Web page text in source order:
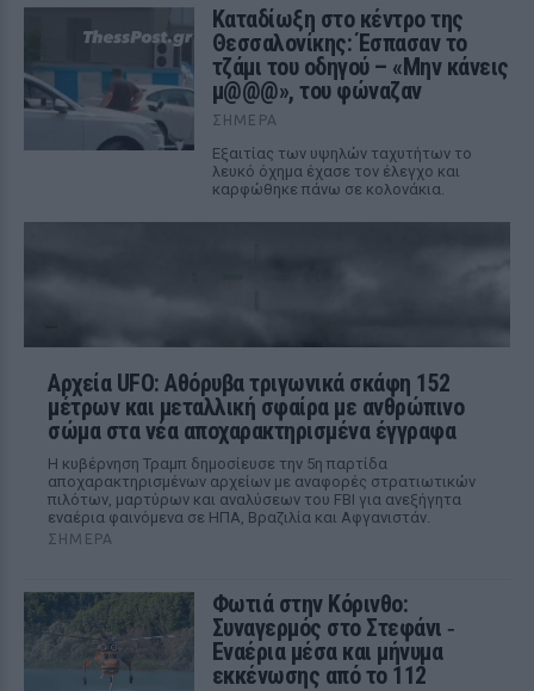
Καταδίωξη στο κέντρο της
Θεσσαλονίκης: Έσπασαν το
τζάμι του οδηγού – «Μην κάνεις
μ@@@», του φώναζαν
ΣΉΜΕΡΑ
Εξαιτίας των υψηλών ταχυτήτων το
λευκό όχημα έχασε τον έλεγχο και
καρφώθηκε πάνω σε κολονάκια.
Αρχεία UFO: Αθόρυβα τριγωνικά σκάφη 152
μέτρων και μεταλλική σφαίρα με ανθρώπινο
σώμα στα νέα αποχαρακτηρισμένα έγγραφα
Η κυβέρνηση Τραμπ δημοσίευσε την 5η παρτίδα
αποχαρακτηρισμένων αρχείων με αναφορές στρατιωτικών
πιλότων, μαρτύρων και αναλύσεων του FBI για ανεξήγητα
εναέρια φαινόμενα σε ΗΠΑ, Βραζιλία και Αφγανιστάν.
ΣΉΜΕΡΑ
Φωτιά στην Κόρινθο:
Συναγερμός στο Στεφάνι ‑
Εναέρια μέσα και μήνυμα
εκκένωσης από το 112